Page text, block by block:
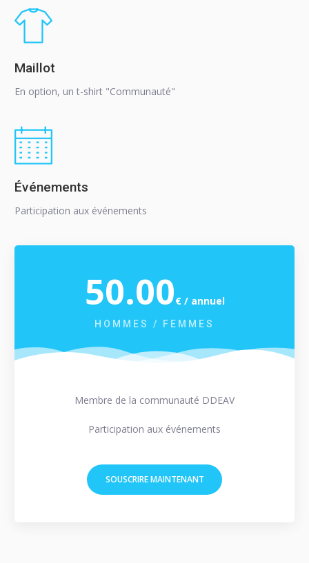
Maillot
En option, un t-shirt "Communauté"
Événements
Participation aux événements
50.00€ / annuel
HOMMES / FEMMES
Membre de la communauté DDEAV
Participation aux événements
SOUSCRIRE MAINTENANT